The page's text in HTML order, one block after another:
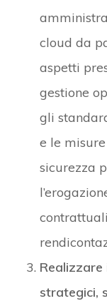
cloud da
aspetti
gestione
gli
e le
sicurezza
strategici,